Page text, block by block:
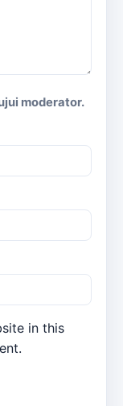
moderator.
in this